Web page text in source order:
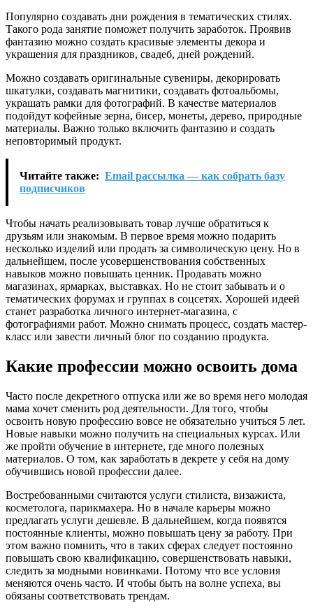
Популярно создавать дни рождения в тематических стилях.
Такого рода занятие поможет получить заработок. Проявив
фантазию можно создать красивые элементы декора и
украшения для праздников, свадеб, дней рождений.
Можно создавать оригинальные сувениры, декорировать
шкатулки, создавать магнитики, создавать фотоальбомы,
украшать рамки для фотографий. В качестве материалов
подойдут кофейные зерна, бисер, монеты, дерево, природные
материалы. Важно только включить фантазию и создать
неповторимый продукт.
Читайте также: Email рассылка — как собрать базу
подписчиков
Чтобы начать реализовывать товар лучше обратиться к
друзьям или знакомым. В первое время можно подарить
несколько изделий или продать за символическую цену. Но в
дальнейшем, после усовершенствования собственных
навыков можно повышать ценник. Продавать можно
магазинах, ярмарках, выставках. Но не стоит забывать и о
тематических форумах и группах в соцсетях. Хорошей идеей
станет разработка личного интернет-магазина, с
фотографиями работ. Можно снимать процесс, создать мастер-
класс или завести личный блог по созданию продукта.
Какие профессии можно освоить дома
Часто после декретного отпуска или же во время него молодая
мама хочет сменить род деятельности. Для того, чтобы
освоить новую профессию вовсе не обязательно учиться 5 лет.
Новые навыки можно получить на специальных курсах. Или
же пройти обучение в интернете, где много полезных
материалов. О том, как заработать в декрете у себя на дому
обучившись новой профессии далее.
Востребованными считаются услуги стилиста, визажиста,
косметолога, парикмахера. Но в начале карьеры можно
предлагать услуги дешевле. В дальнейшем, когда появятся
постоянные клиенты, можно повышать цену за работу. При
этом важно помнить, что в таких сферах следует постоянно
повышать свою квалификацию, совершенствовать навыки,
следить за модными новинками. Потому что все условия
меняются очень часто. И чтобы быть на волне успеха, вы
обязаны соответствовать трендам.